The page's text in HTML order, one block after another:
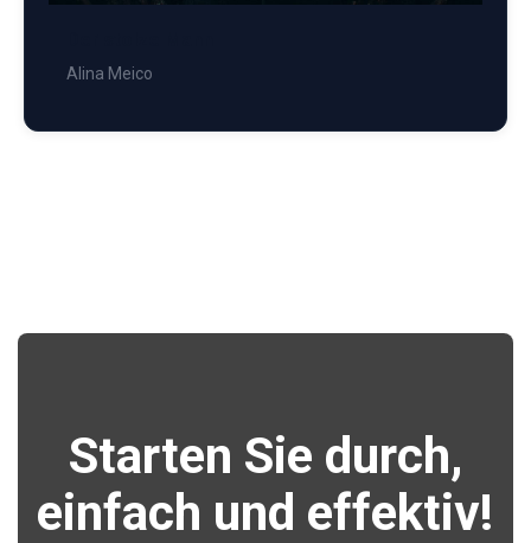
Alina Meico
Starten Sie durch,
einfach und effektiv!